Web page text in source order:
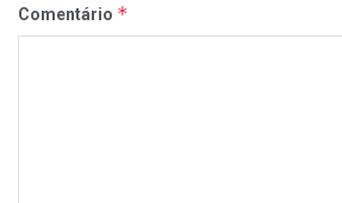
Comentário *